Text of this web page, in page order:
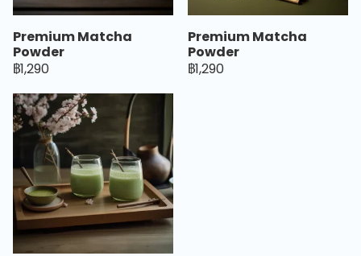
Premium Matcha
Powder
฿1,290
Premium Matcha
Powder
฿1,290